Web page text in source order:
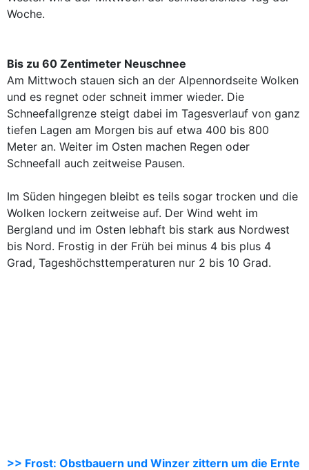
Woche.
Bis zu 60 Zentimeter Neuschnee
Am Mittwoch stauen sich an der Alpennordseite Wolken
und es regnet oder schneit immer wieder. Die
Schneefallgrenze steigt dabei im Tagesverlauf von ganz
tiefen Lagen am Morgen bis auf etwa 400 bis 800
Meter an. Weiter im Osten machen Regen oder
Schneefall auch zeitweise Pausen.
Im Süden hingegen bleibt es teils sogar trocken und die
Wolken lockern zeitweise auf. Der Wind weht im
Bergland und im Osten lebhaft bis stark aus Nordwest
bis Nord. Frostig in der Früh bei minus 4 bis plus 4
Grad, Tageshöchsttemperaturen nur 2 bis 10 Grad.
>> Frost: Obstbauern und Winzer zittern um die Ernte